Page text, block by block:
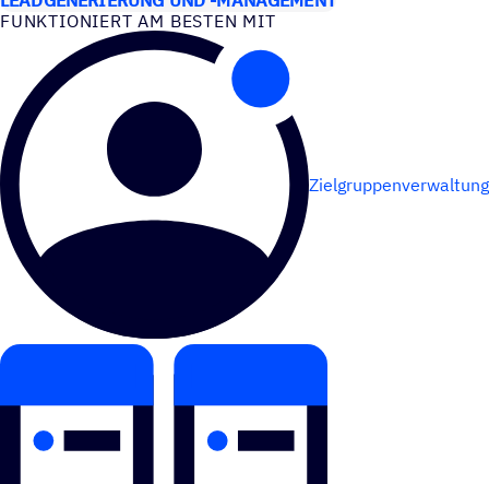
FUNK­TIO­NIERT AM BESTEN MIT
Zielgruppenverwaltung